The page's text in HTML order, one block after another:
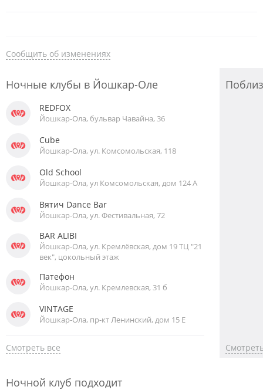
Сообщить об изменениях
Ночные клубы в Йошкар-Оле
REDFOX
Йошкар-Ола, бульвар Чавайна, 36
Cube
Йошкар-Ола, ул. Комсомольская, 118
Old School
Йошкар-Ола, ул Комсомольская, дом 124 А
Вятич Dance Bar
Йошкар-Ола, ул. Фестивальная, 72
BAR ALIBI
Йошкар-Ола, ул. Кремлёвская, дом 19 ТЦ "21
век", цокольный этаж
Патефон
Йошкар-Ола, ул. Кремлевская, 31 б
VINTAGE
Йошкар-Ола, пр-кт Ленинский, дом 15 Е
Смотреть все
Ночной клуб подходит